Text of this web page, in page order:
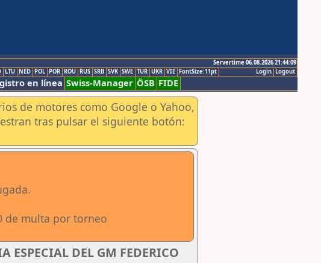
Servertime 06.08.2026 21:44:09
Logout
Login
LTU NED POL POR ROU RUS SRB SVK SWE TUR UKR VIE FontSize:11pt
en línea Swiss-Manager ÖSB FIDE
de motores como Google o Yahoo,
tras pulsar el siguiente botón:
de multa por torneo
ESPECIAL DEL GM FEDERICO